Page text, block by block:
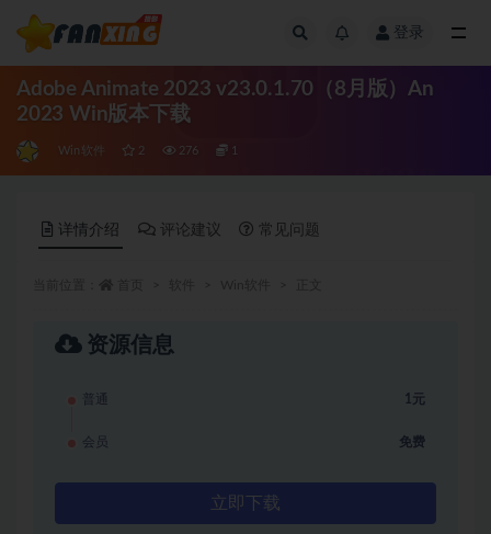
登录
Adobe Animate 2023 v23.0.1.70（8月版）An
2023 Win版本下载
Win软件 2 276 1
详情介绍 评论建议 常见问题
资源信息
普通 1元
会员 免费
立即下载